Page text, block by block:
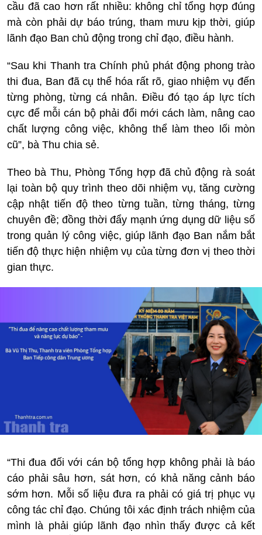
cầu đã cao hơn rất nhiều: không chỉ tổng hợp đúng
mà còn phải dự báo trúng, tham mưu kịp thời, giúp
lãnh đạo Ban chủ động trong chỉ đạo, điều hành.
“Sau khi Thanh tra Chính phủ phát động phong trào
thi đua, Ban đã cụ thể hóa rất rõ, giao nhiệm vụ đến
từng phòng, từng cá nhân. Điều đó tạo áp lực tích
cực để mỗi cán bộ phải đổi mới cách làm, nâng cao
chất lượng công việc, không thể làm theo lối mòn
cũ”, bà Thu chia sẻ.
Theo bà Thu, Phòng Tổng hợp đã chủ động rà soát
lại toàn bộ quy trình theo dõi nhiệm vụ, tăng cường
cập nhật tiến độ theo từng tuần, từng tháng, từng
chuyên đề; đồng thời đẩy mạnh ứng dụng dữ liệu số
trong quản lý công việc, giúp lãnh đạo Ban nắm bắt
tiến độ thực hiện nhiệm vụ của từng đơn vị theo thời
gian thực.
“Thi đua đối với cán bộ tổng hợp không phải là báo
cáo phải sâu hơn, sát hơn, có khả năng cảnh báo
sớm hơn. Mỗi số liệu đưa ra phải có giá trị phục vụ
công tác chỉ đạo. Chúng tôi xác định trách nhiệm của
mình là phải giúp lãnh đạo nhìn thấy được cả kết